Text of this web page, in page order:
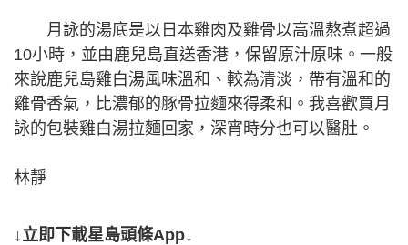
月詠的湯底是以日本雞肉及雞骨以高溫熬煮超過
10小時，並由鹿兒島直送香港，保留原汁原味。一般
來說鹿兒島雞白湯風味溫和、較為清淡，帶有溫和的
雞骨香氣，比濃郁的豚骨拉麵來得柔和。我喜歡買月
詠的包裝雞白湯拉麵回家，深宵時分也可以醫肚。
林靜
↓立即下載星島頭條App↓